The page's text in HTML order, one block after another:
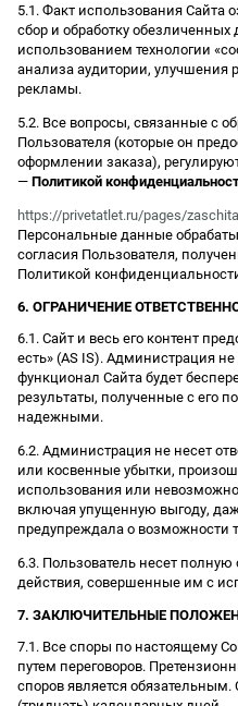
5.1. Факт использования Сайта
сбор и обработку обезличенных
использованием технологии
анализа аудитории, улучшения
рекламы.
5.2. Все вопросы, связанные с
Пользователя (которые он
оформлении заказа),
— Политикой
https://privetatlet.ru/pages/
Персональные данные
согласия Пользователя,
Политикой
6. ОГРАНИЧЕНИЕ
6.1. Сайт и весь его контент
есть» (AS IS). Администрация не
функционал Сайта будет
результаты, полученные с его
надежными.
6.2. Администрация не несет
или косвенные убытки,
использования или
включая упущенную выгоду,
предупреждала о возможности
6.3. Пользователь несет
действия, совершенные им с
7. ЗАКЛЮЧИТЕЛЬНЫЕ
7.1. Все споры по настоящему
путем переговоров.
споров является